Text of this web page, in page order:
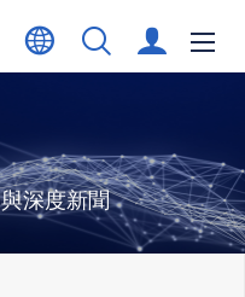
深度新聞